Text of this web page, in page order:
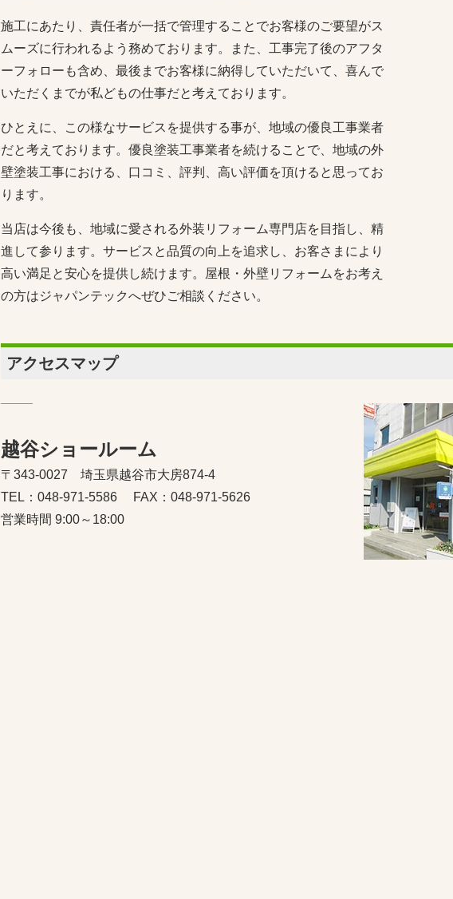
施工にあたり、責任者が一括で管理することでお客様のご要望がス
ムーズに行われるよう務めております。また、工事完了後のアフタ
ーフォローも含め、最後までお客様に納得していただいて、喜んで
いただくまでが私どもの仕事だと考えております。
ひとえに、この様なサービスを提供する事が、地域の優良工事業者
だと考えております。優良塗装工事業者を続けることで、地域の外
壁塗装工事における、口コミ、評判、高い評価を頂けると思ってお
ります。
当店は今後も、地域に愛される外装リフォーム専門店を目指し、精
進して参ります。サービスと品質の向上を追求し、お客さまにより
高い満足と安心を提供し続けます。屋根・外壁リフォームをお考え
の方はジャパンテックへぜひご相談ください。
アクセスマップ
越谷ショールーム
〒343-0027 埼玉県越谷市大房874-4
TEL：048-971-5586
FAX：048-971-5626
営業時間 9:00～18:00